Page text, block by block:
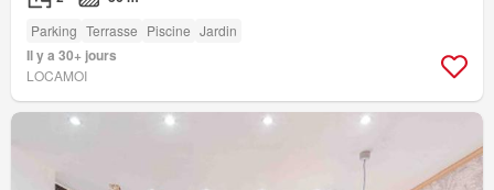
Parking Terrasse Piscine Jardin
Il y a 30+ jours
LOCAMOI